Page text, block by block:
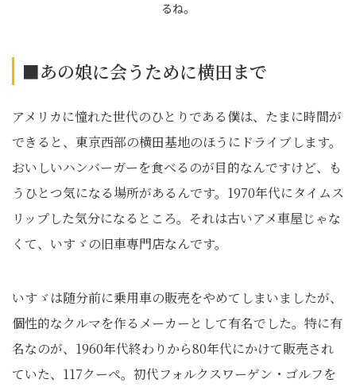
るね。
■あの娘に会うために横田まで
アメリカに憧れた世代のひとりである僕は、たまに時間が
できると、東京西部の横田基地のほうにドライブします。
おいしいハンバーガーを食べるのが目的なんですけど、も
うひとつ気になる場所があるんです。1970年代にタイムス
リップした気分になるところ。それは古いアメ車屋じゃな
くて、いすゞの旧車専門店なんです。
いすゞは随分前に乗用車の販売をやめてしまいましたが、
個性的なクルマを作るメーカーとして有名でした。特に有
名なのが、1960年代終わりから80年代にかけて販売され
ていた、117クーペ。初代フォルクスワーゲン・ゴルフを